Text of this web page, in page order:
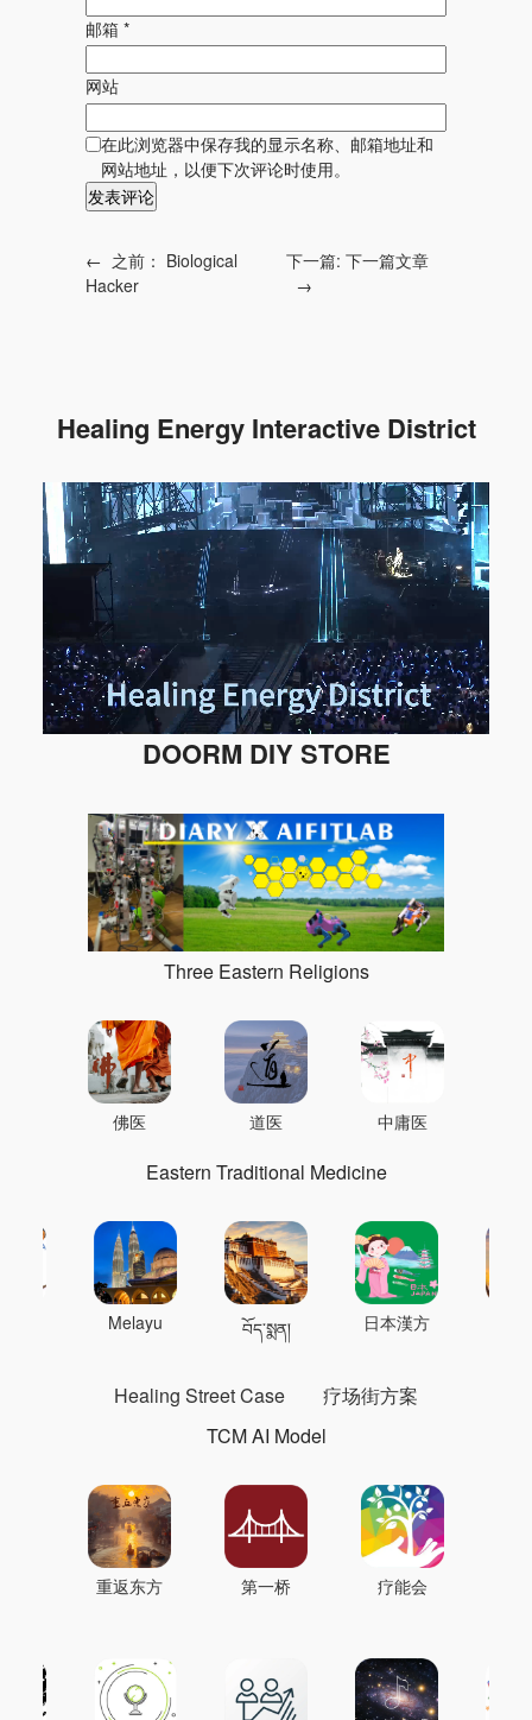
邮箱 *
网站
在此浏览器中保存我的显示名称、邮箱地址和
网站地址，以便下次评论时使用。
← 之前： Biological
Hacker
下一篇: 下一篇文章
→
Healing Energy Interactive District
DOORM DIY STORE
Three Eastern Religions
佛医 道医 中庸医
Eastern Traditional Medicine
Melayu བོད་སྨན། 日本漢方
Healing Street Case
疗场街方案
TCM AI Model
重返东方 第一桥 疗能会